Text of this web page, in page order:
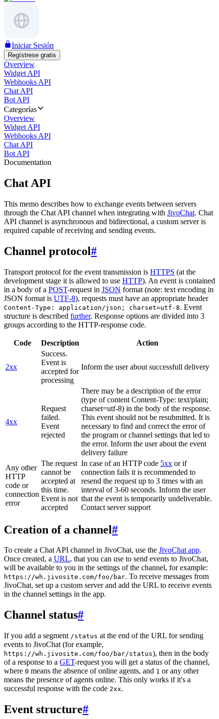
Iniciar Sesión
Regístrese gratis
Overview
Widget API
Webhooks API
Chat API
Bot API
Categorías
Overview
Widget API
Webhooks API
Chat API
Bot API
Documentation
Chat API
This memo describes how to exchange events between servers
through the Chat API channel when integrating with JivoChat. Chat
API channel is asynchronous and bidirectional, a custom server is
required capable of receiving and sending events.
Channel protocol#
Transport protocol for the event transmission is HTTPS (at the
development stage it is allowed to use HTTP). An event is contained
in a body of a POST-request in JSON format (note: text encoding in
JSON format is UTF-8), requests must have an appropriate header
Content-Type: application/json; charset=utf-8. Event
structure is described further. Response options are divided into 3
groups according to the HTTP-response code.
Code Description Action
2xx
Success.
Event is
accepted for
processing
Inform the user about successfull delivery
4xx
Request
failed.
Event
rejected
There may be a description of the error
(type of content Content-Type: text/plain;
charset=utf-8) in the body of the response.
This event should not be resubmitted. It is
necessary to find and correct the error of
the program or channel settings that led to
the error. Inform the user about the event
delivery failure
Any other
HTTP
code or
connection
error
The request
cannot be
accepted at
this time.
Event is not
accepted
In case of an HTTP code 5xx or if
connection fails it is recommended to
resend the request up to 3 times with an
interval of 3-60 seconds. Inform the user
that the event is temporarily undeliverable.
Contact server support
Creation of a channel#
To create a Chat API channel in JivoChat, use the JivoChat app.
Once created, a URL, that you can use to send events to JivoChat,
will be available to you in the settings of the channel, for example:
https://wh.jivosite.com/foo/bar. To receive messages from
JivoChat, set up a custom server and add the URL to receive events
in the channel settings in the app.
Channel status#
If you add a segment /status at the end of the URL for sending
events to JivoChat (for example,
https://wh.jivosite.com/foo/bar/status), then in the body
of a response to a GET-request you will get a status of the channel,
where 0 means the absence of online agents, and 1 or any other
means the presence of agents online. This only works if it's a
successful response with the code 2xx.
Event structure#